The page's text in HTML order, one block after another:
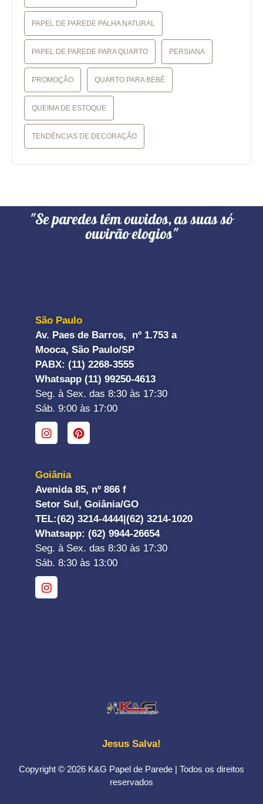
PAPEL DE PAREDE PALHA NATURAL
PAPEL DE PAREDE PARA QUARTO PERSIANA
PROMOÇÃO QUARTO PARA BEBÊ
QUEIMA DE ESTOQUE
TENDÊNCIAS DE DECORAÇÃO
"Se paredes têm ouvidos, as suas só
ouvirão elogios"
São Paulo
Av. Paes de Barros, nº 1.753 a
Mooca, São Paulo/SP
PABX: (11) 2268-3555
Whatsapp (11) 99250-4613
Seg. à Sex. das 8:30 às 17:30
Sáb. 9:00 às 17:00
Goiânia
Avenida 85, nº 866 f
Setor Sul, Goiânia/GO
TEL:(62) 3214-4444| (62) 3214-1020
Whatsapp: (62) 9944-26654
Seg. à Sex. das 8:30 às 17:30
Sáb. 8:30 às 13:00
Jesus Salva!
Copyright © 2026 K&G Papel de Parede | Todos os direitos
reservados